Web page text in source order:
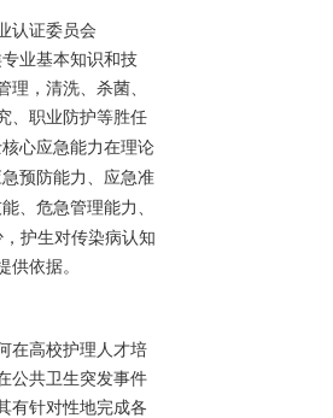
认证委员会
业基本知识和技
，清洗、杀菌、
、职业防护等胜任
心应急能力在理论
预防能力、应急准
、危急管理能力、
护生对传染病认知
依据。
在高校护理人才培
公共卫生突发事件
有针对性地完成各